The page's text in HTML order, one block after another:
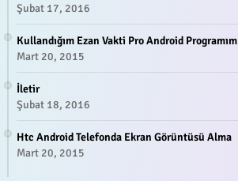
Şubat 17, 2016
Kullandığım Ezan Vakti Pro Android Programım
Mart 20, 2015
İletir
Şubat 18, 2016
Htc Android Telefonda Ekran Görüntüsü Alma
Mart 20, 2015